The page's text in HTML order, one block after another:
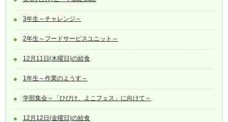
3年生～チャレンジ～
2年生～フードサービスユニット～
12月11日(木曜日)の給食
1年生～作業のようす～
学部集会～「ひびけ、よこフェス」に向けて～
12月12日(金曜日)の給食